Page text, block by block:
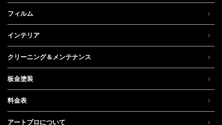
フィルム
インテリア
クリーニング＆メンテナンス
板金塗装
料金表
アートプロについて